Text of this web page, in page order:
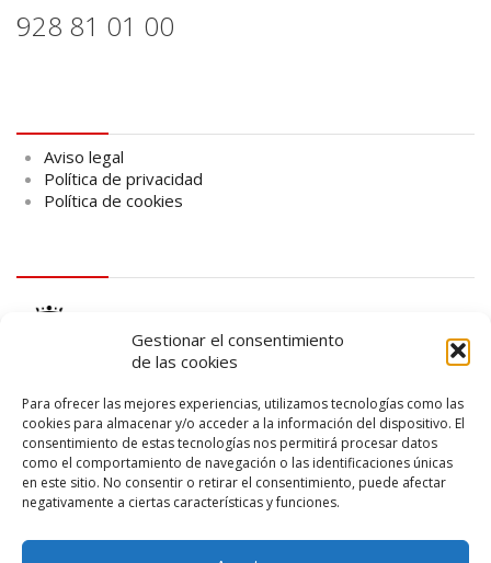
Gestionar el consentimiento
de las cookies
Para ofrecer las mejores experiencias, utilizamos tecnologías como las
cookies para almacenar y/o acceder a la información del dispositivo. El
consentimiento de estas tecnologías nos permitirá procesar datos
como el comportamiento de navegación o las identificaciones únicas
en este sitio. No consentir o retirar el consentimiento, puede afectar
negativamente a ciertas características y funciones.
928 81 01 00
Aviso legal
Política de privacidad
Política de cookies
logo SID